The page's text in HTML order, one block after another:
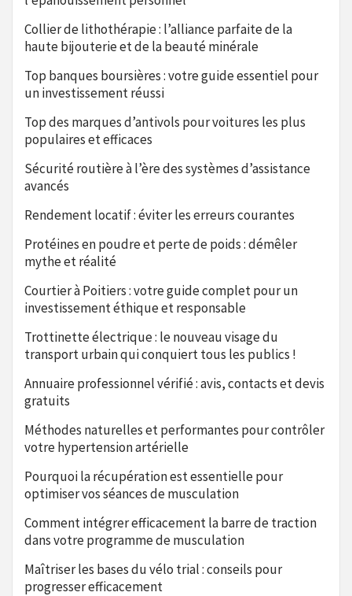
Collier de lithothérapie : l’alliance parfaite de la
haute bijouterie et de la beauté minérale
Top banques boursières : votre guide essentiel pour
un investissement réussi
Top des marques d’antivols pour voitures les plus
populaires et efficaces
Sécurité routière à l’ère des systèmes d’assistance
avancés
Rendement locatif : éviter les erreurs courantes
Protéines en poudre et perte de poids : démêler
mythe et réalité
Courtier à Poitiers : votre guide complet pour un
investissement éthique et responsable
Trottinette électrique : le nouveau visage du
transport urbain qui conquiert tous les publics !
Annuaire professionnel vérifié : avis, contacts et devis
gratuits
Méthodes naturelles et performantes pour contrôler
votre hypertension artérielle
Pourquoi la récupération est essentielle pour
optimiser vos séances de musculation
Comment intégrer efficacement la barre de traction
dans votre programme de musculation
Maîtriser les bases du vélo trial : conseils pour
progresser efficacement